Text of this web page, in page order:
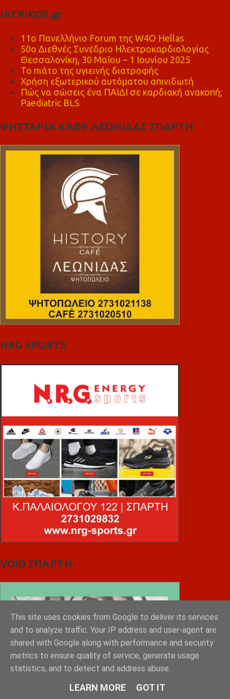
IATRIKOS.gr
11ο Πανελλήνιο Forum της W4O Hellas
50ο Διεθνές Συνέδριο Ηλεκτροκαρδιολογίας
Θεσσαλονίκη, 30 Μαΐου – 1 Ιουνίου 2025
Το πιάτο της υγιεινής διατροφής
Χρήση εξωτερικού αυτόματου απινιδωτή
Πώς να σώσεις ένα ΠΑΙΔΙ σε καρδιακή ανακοπή;
Paediatric BLS
ΨΗΣΤΑΡΙΑ ΚΑΦΕ ΛΕΩΝΙΔΑΣ ΣΠΑΡΤΗ
NRG SPORTS
VOiD ΣΠΑΡΤΗ
This site uses cookies from Google to deliver its services
and to analyze traffic. Your IP address and user-agent are
shared with Google along with performance and security
metrics to ensure quality of service, generate usage
statistics, and to detect and address abuse.
LEARN MORE GOT IT